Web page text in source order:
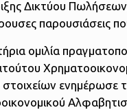
Δικτύου
παρουσιάσεις
ομιλία
ενημέρωσε